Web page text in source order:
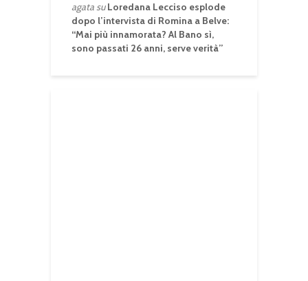
agatasuLoredana Lecciso esplode
dopo l’intervista di Romina a Belve:
“Mai più innamorata? Al Bano sì,
sono passati 26 anni, serve verità”